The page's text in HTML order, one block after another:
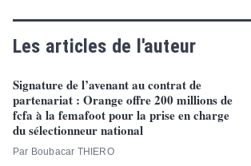
Les articles de l'auteur
Signature de l’avenant au contrat de
partenariat : Orange offre 200 millions de
fcfa à la femafoot pour la prise en charge
du sélectionneur national
Par Boubacar THIERO